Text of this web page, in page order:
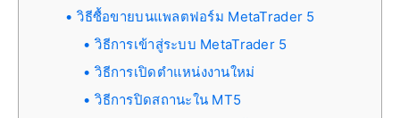
วิธีซื้อขายบนแพลตฟอร์ม MetaTrader 5
วิธีการเข้าสู่ระบบ MetaTrader 5
วิธีการเปิดตำแหน่งงานใหม่
วิธีการปิดสถานะใน MT5